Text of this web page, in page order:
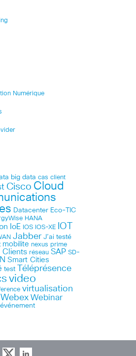
Numérique
big data cas client
Cisco Cloud
Datacenter Eco-TIC
HANA
IoE IOS IOS-XE IOT
Jabber J’ai testé
mobilite nexus prime
Clients réseau SAP SD-
Smart Cities
test Téléprésence
video
virtualisation
Webex Webinar
événement